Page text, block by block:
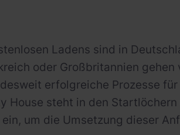
Ladens sind in
oder Großbritannien
erfolgreiche Prozesse
House steht in den
um die Umsetzung dieser